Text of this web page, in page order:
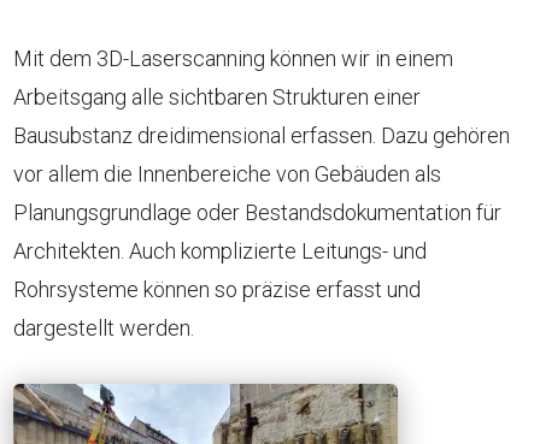
Mit dem 3D-Laserscanning können wir in einem
Arbeitsgang alle sichtbaren Strukturen einer
Bausubstanz dreidimensional erfassen. Dazu gehören
vor allem die Innenbereiche von Gebäuden als
Planungsgrundlage oder Bestandsdokumentation für
Architekten. Auch komplizierte Leitungs- und
Rohrsysteme können so präzise erfasst und
dargestellt werden.